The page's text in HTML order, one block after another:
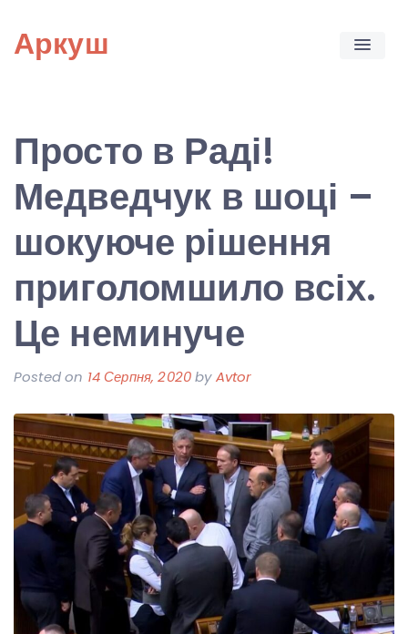
content
Аркуш
Просто в Раді!
Медведчук в шоці –
шокуюче рішення
приголомшило всіх.
Це неминуче
Posted on 14 Серпня, 2020byAvtor